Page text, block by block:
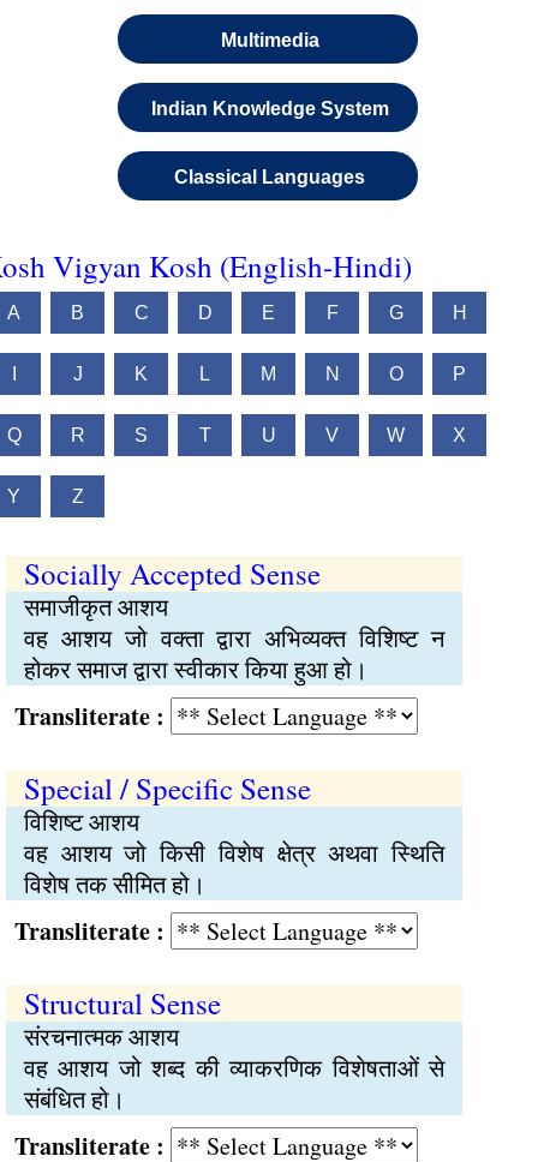
Multimedia
Indian Knowledge System
Classical Languages
Vigyan Kosh (English-Hindi)
A B C D E F G H
J K L M N O P
Q R S T U V W X
Y Z
Socially Accepted Sense
समाजीकृत आशय
वह आशय जो वक्ता द्वारा अभिव्यक्त विशिष्ट न
होकर समाज द्वारा स्वीकार किया हुआ हो।
:
Special / Specific Sense
विशिष्ट आशय
वह आशय जो किसी विशेष क्षेत्र अथवा स्थिति
विशेष तक सीमित हो।
:
Structural Sense
संरचनात्मक आशय
वह आशय जो शब्द की व्याकरणिक विशेषताओं से
संबंधित हो।
: